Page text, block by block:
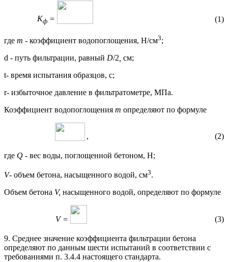
Кф = (1)
где т - коэффициент водопоглощения, Н/см3;
d - путь фильтрации, равный D/2 см;
t- время испытания образцов, с;
r- избыточное давление в фильтратометре, МПа.
Коэффициент водопоглощения m определяют по формуле
, (2)
где Q - вес воды, поглощенной бетоном, Н;
V- объем бетона, насыщенного водой, см3.
Объем бетона V, насыщенного водой, определяют по формуле
V= (3)
9. Среднее значение коэффициента фильтрации бетона
определяют по данным шести испытаний в соответствии с
требованиями п. 3.4.4 настоящего стандарта.